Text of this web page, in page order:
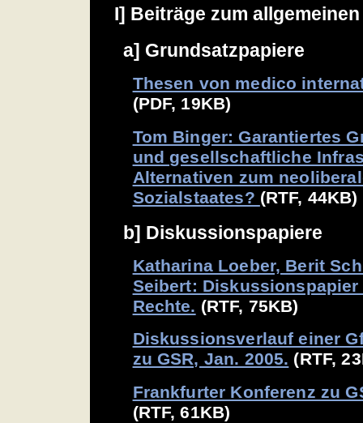
I] Beiträge zum
a] Grundsatzpapiere
Thesen von medico
(PDF, 19KB)
Tom Binger: Garantiertes
und gesellschaftliche
Alternativen zum
Sozialstaates? (RTF, 44KB)
b] Diskussionspapiere
Katharina Loeber, Berit
Seibert: Diskussionspapier
Rechte. (RTF, 75KB)
Diskussionsverlauf einer
zu GSR, Jan. 2005. (RTF,
Frankfurter Konferenz zu
(RTF, 61KB)